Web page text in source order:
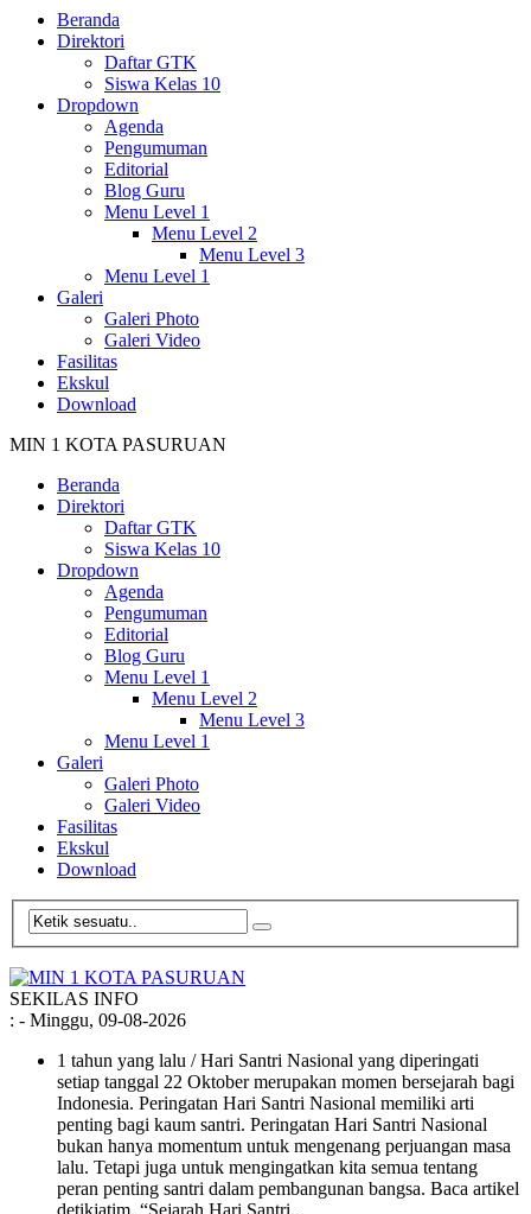
Beranda
Direktori
Daftar GTK
Siswa Kelas 10
Dropdown
Agenda
Pengumuman
Editorial
Blog Guru
Menu Level 1
Menu Level 2
Menu Level 3
Menu Level 1
Galeri
Galeri Photo
Galeri Video
Fasilitas
Ekskul
Download
MIN 1 KOTA PASURUAN
Beranda
Direktori
Daftar GTK
Siswa Kelas 10
Dropdown
Agenda
Pengumuman
Editorial
Blog Guru
Menu Level 1
Menu Level 2
Menu Level 3
Menu Level 1
Galeri
Galeri Photo
Galeri Video
Fasilitas
Ekskul
Download
SEKILAS INFO
: - Minggu, 09-08-2026
1 tahun yang lalu / Hari Santri Nasional yang diperingati
setiap tanggal 22 Oktober merupakan momen bersejarah bagi
Indonesia. Peringatan Hari Santri Nasional memiliki arti
penting bagi kaum santri. Peringatan Hari Santri Nasional
bukan hanya momentum untuk mengenang perjuangan masa
lalu. Tetapi juga untuk mengingatkan kita semua tentang
peran penting santri dalam pembangunan bangsa. Baca artikel
detikjatim, “Sejarah Hari Santri...